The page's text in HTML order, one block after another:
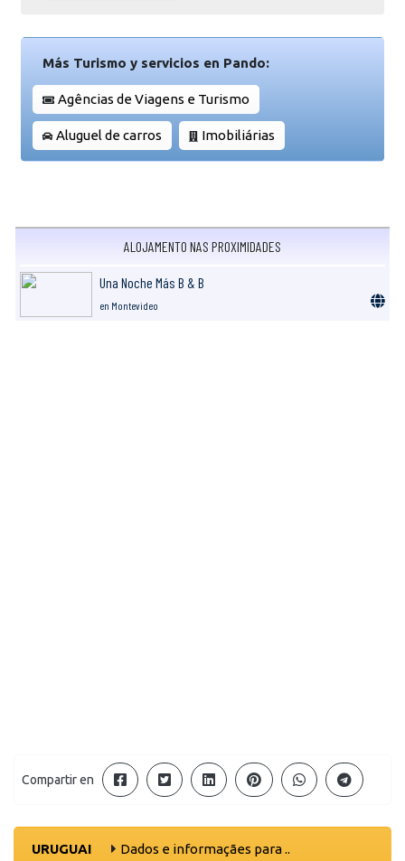
Más Turismo y servicios en Pando:
Agências de Viagens e Turismo
Aluguel de carros Imobiliárias
ALOJAMENTO NAS PROXIMIDADES
Una Noche Más B & B
en Montevideo
Compartir en
URUGUAI Dados e informaçães para ..